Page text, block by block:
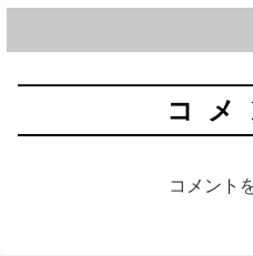
コメ
コメント